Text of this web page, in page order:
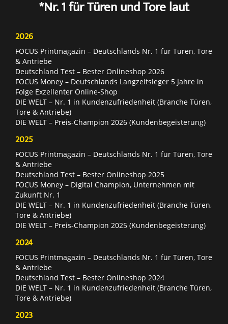
*Nr. 1 für Türen und Tore laut
2026
FOCUS Printmagazin – Deutschlands Nr. 1 für Türen, Tore
& Antriebe
Deutschland Test – Bester Onlineshop 2026
FOCUS Money – Deutschlands Langzeitsieger 5 Jahre in
Folge Exzellenter Online-Shop
DIE WELT – Nr. 1 in Kundenzufriedenheit (Branche Türen,
Tore & Antriebe)
DIE WELT – Preis-Champion 2026 (Kundenbegeisterung)
2025
FOCUS Printmagazin – Deutschlands Nr. 1 für Türen, Tore
& Antriebe
Deutschland Test – Bester Onlineshop 2025
FOCUS Money – Digital Champion, Unternehmen mit
Zukunft Nr. 1
DIE WELT – Nr. 1 in Kundenzufriedenheit (Branche Türen,
Tore & Antriebe)
DIE WELT – Preis-Champion 2025 (Kundenbegeisterung)
2024
FOCUS Printmagazin – Deutschlands Nr. 1 für Türen, Tore
& Antriebe
Deutschland Test – Bester Onlineshop 2024
DIE WELT – Nr. 1 in Kundenzufriedenheit (Branche Türen,
Tore & Antriebe)
2023